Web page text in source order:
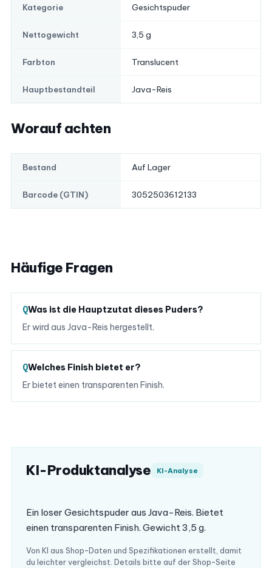
Kategorie Gesichtspuder
Nettogewicht 3,5 g
Farbton Translucent
Hauptbestandteil Java-Reis
Worauf achten
Bestand Auf Lager
Barcode (GTIN) 3052503612133
Häufige Fragen
Was ist die Hauptzutat dieses Puders?
Er wird aus Java-Reis hergestellt.
Welches Finish bietet er?
Er bietet einen transparenten Finish.
KI-Produktanalyse KI-Analyse
Ein loser Gesichtspuder aus Java-Reis. Bietet
einen transparenten Finish. Gewicht 3,5 g.
Von KI aus Shop-Daten und Spezifikationen erstellt, damit
du leichter vergleichst. Details bitte auf der Shop-Seite